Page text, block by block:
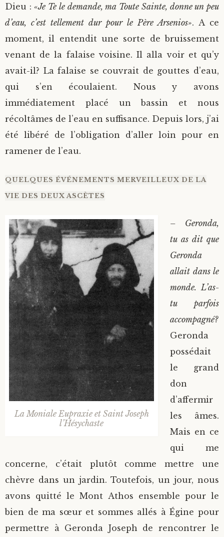
Dieu :«Je Te le demande, ma Toute Sainte, donne un peu
d’eau, c’est tellement dur pour le Père Arsenios». A ce
moment, il entendit une sorte de bruissement
venant de la falaise voisine. Il alla voir et qu’y
avait-il? La falaise se couvrait de gouttes d’eau,
qui s’en écoulaient. Nous y avons
immédiatement placé un bassin et nous
récoltâmes de l’eau en suffisance. Depuis lors, j’ai
été libéré de l’obligation d’aller loin pour en
ramener de l’eau.
QUELQUES ÉVÉNEMENTS MERVEILLEUX DE LA
VIE DES DEUX ASCÈTES
La Moniale Eupraxie et Saint Joseph
l’Hésychaste
– Geronda,
tu as dit que
Geronda
allait dans le
monde. L’as-
tu parfois
accompagné?
Geronda
possédait
le grand
don
d’affermir
les âmes.
Mais en ce
qui me
concerne, c’était plutôt comme mettre une
chèvre dans un jardin. Toutefois, un jour, nous
avons quitté le Mont Athos ensemble pour le
bien de ma sœur et sommes allés à Égine pour
permettre à Geronda Joseph de rencontrer le